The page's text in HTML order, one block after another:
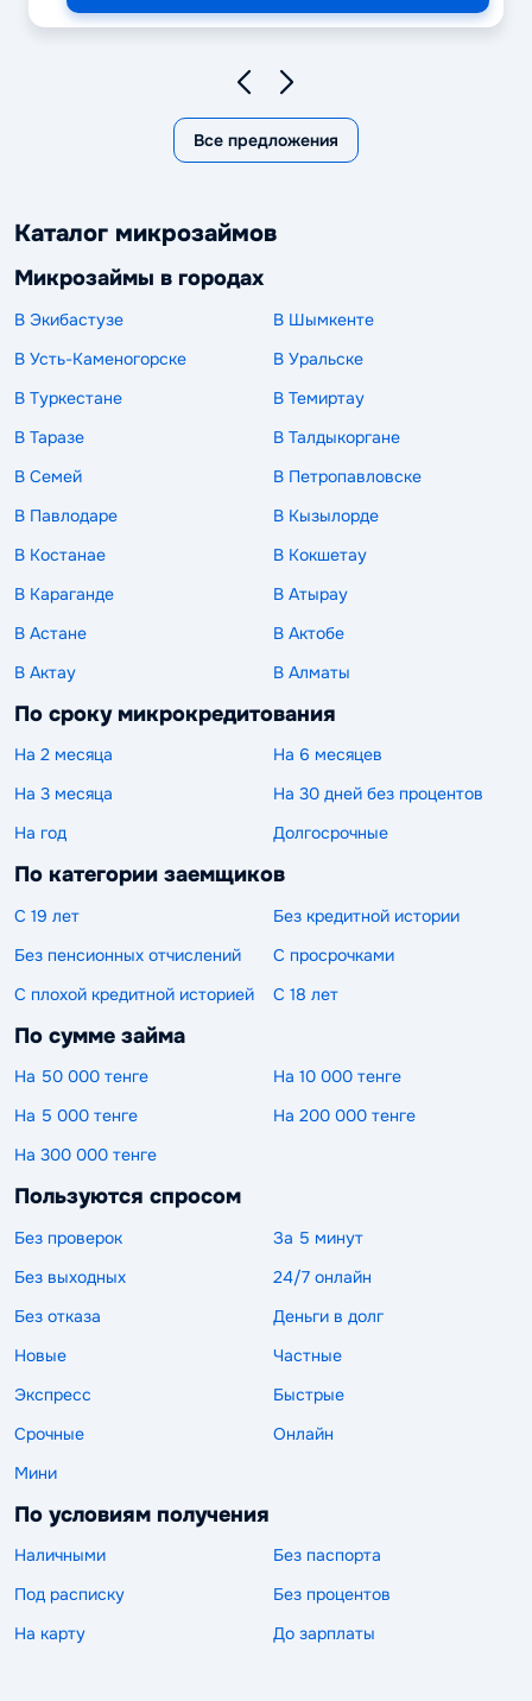
Все предложения
Каталог микрозаймов
Микрозаймы в городах
В Экибастузе
В Шымкенте
В Усть-Каменогорске
В Уральске
В Туркестане
В Темиртау
В Таразе
В Талдыкоргане
В Семей
В Петропавловске
В Павлодаре
В Кызылорде
В Костанае
В Кокшетау
В Караганде
В Атырау
В Астане
В Актобе
В Актау
В Алматы
По сроку микрокредитования
На 2 месяца
На 6 месяцев
На 3 месяца
На 30 дней без процентов
На год
Долгосрочные
По категории заемщиков
С 19 лет
Без кредитной истории
Без пенсионных отчислений
С просрочками
С плохой кредитной историей
С 18 лет
По сумме займа
На 50 000 тенге
На 10 000 тенге
На 5 000 тенге
На 200 000 тенге
На 300 000 тенге
Пользуются спросом
Без проверок
За 5 минут
Без выходных
24/7 онлайн
Без отказа
Деньги в долг
Новые
Частные
Экспресс
Быстрые
Срочные
Онлайн
Мини
По условиям получения
Наличными
Без паспорта
Под расписку
Без процентов
На карту
До зарплаты